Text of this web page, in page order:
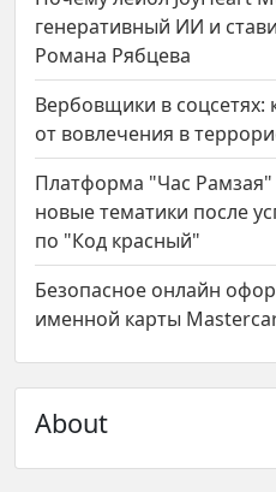
генеративный ИИ и
Романа Рябцева
Вербовщики в соцсетях:
от вовлечения в
Платформа "Час Рамзая"
новые тематики после
по "Код красный"
Безопасное онлайн
именной карты
About